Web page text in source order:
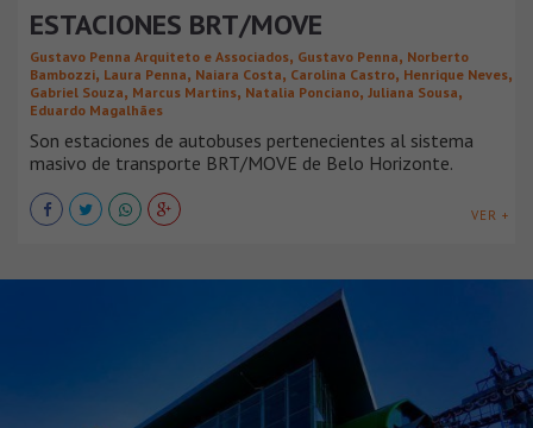
ESTACIONES BRT/MOVE
Gustavo Penna Arquiteto e Associados, Gustavo Penna, Norberto
Bambozzi, Laura Penna, Naiara Costa, Carolina Castro,Henrique Neves,
Gabriel Souza, Marcus Martins, Natalia Ponciano, Juliana Sousa,
Eduardo Magalhães
Son estaciones de autobuses pertenecientes al sistema
masivo de transporte BRT/MOVE de Belo Horizonte.
VER +